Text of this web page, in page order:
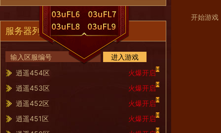
服务器列表
进入游戏
逍遥454区
火爆开启H
逍遥453区 火爆开启H
逍遥452区 火爆开启H
逍遥451区 火爆开启H
H
开始游戏